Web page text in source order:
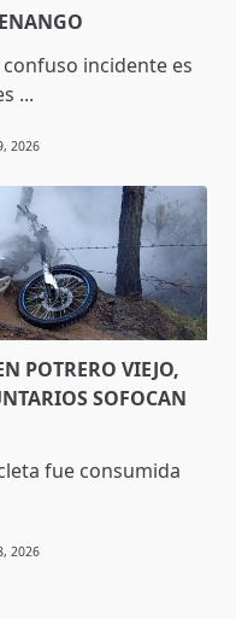
incidente es
...
2026
POTRERO VIEJO,
SOFOCAN
fue consumida
2026